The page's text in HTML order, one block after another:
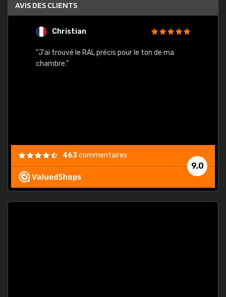
AVIS DES CLIENTS
Christian
"J'ai trouvé le RAL précis pour le ton de ma
chambre."
9,0
463commentaires